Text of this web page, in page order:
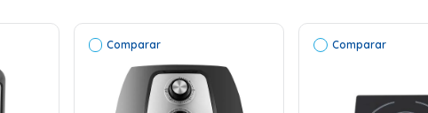
Comparar Comparar